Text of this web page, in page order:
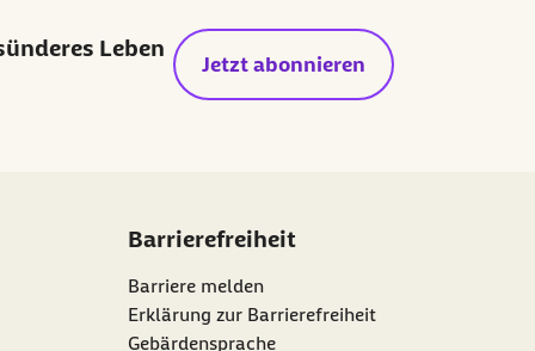
Leben
Jetzt abonnieren
Barrierefreiheit
Barriere melden
Erklärung zur Barrierefreiheit
Gebärdensprache